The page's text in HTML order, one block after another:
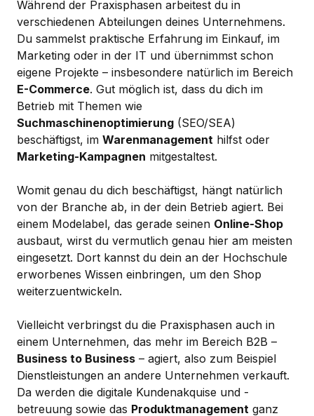
Während der Praxisphasen arbeitest du in
verschiedenen Abteilungen deines Unternehmens.
Du sammelst praktische Erfahrung im Einkauf, im
Marketing oder in der IT und übernimmst schon
eigene Projekte – insbesondere natürlich im Bereich
E-Commerce. Gut möglich ist, dass du dich im
Betrieb mit Themen wie
Suchmaschinenoptimierung (SEO/SEA)
beschäftigst, im Warenmanagement hilfst oder
Marketing-Kampagnen mitgestaltest.
Womit genau du dich beschäftigst, hängt natürlich
von der Branche ab, in der dein Betrieb agiert. Bei
einem Modelabel, das gerade seinen Online-Shop
ausbaut, wirst du vermutlich genau hier am meisten
eingesetzt. Dort kannst du dein an der Hochschule
erworbenes Wissen einbringen, um den Shop
weiterzuentwickeln.
Vielleicht verbringst du die Praxisphasen auch in
einem Unternehmen, das mehr im Bereich B2B –
Business to Business – agiert, also zum Beispiel
Dienstleistungen an andere Unternehmen verkauft.
Da werden die digitale Kundenakquise und -
betreuung sowie das Produktmanagement ganz